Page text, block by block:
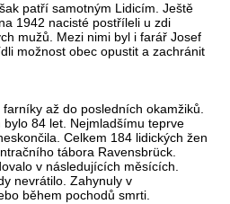
patří samotným Lidicím. Ještě
1942 nacisté postříleli u zdi
mužů. Mezi nimi byl i farář Josef
možnost obec opustit a zachránit
až do posledních okamžiků.
84 let. Nejmladšímu teprve
Celkem 184 lidických žen
tábora Ravensbrück.
v následujících měsících.
nevrátilo. Zahynuly v
během pochodů smrti.